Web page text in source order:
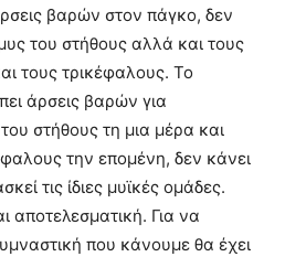
βαρών στον πάγκο, δεν
του στήθους αλλά και τους
τους τρικέφαλους. Το
άρσεις βαρών για
στήθους τη μια μέρα και
την επομένη, δεν κάνει
τις ίδιες μυϊκές ομάδες.
αποτελεσματική. Για να
που κάνουμε θα έχει